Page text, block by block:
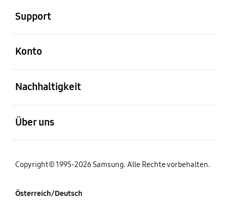
Support
Konto
Nachhaltigkeit
Über uns
Copyright© 1995-2026 Samsung. Alle Rechte vorbehalten.
Österreich/Deutsch